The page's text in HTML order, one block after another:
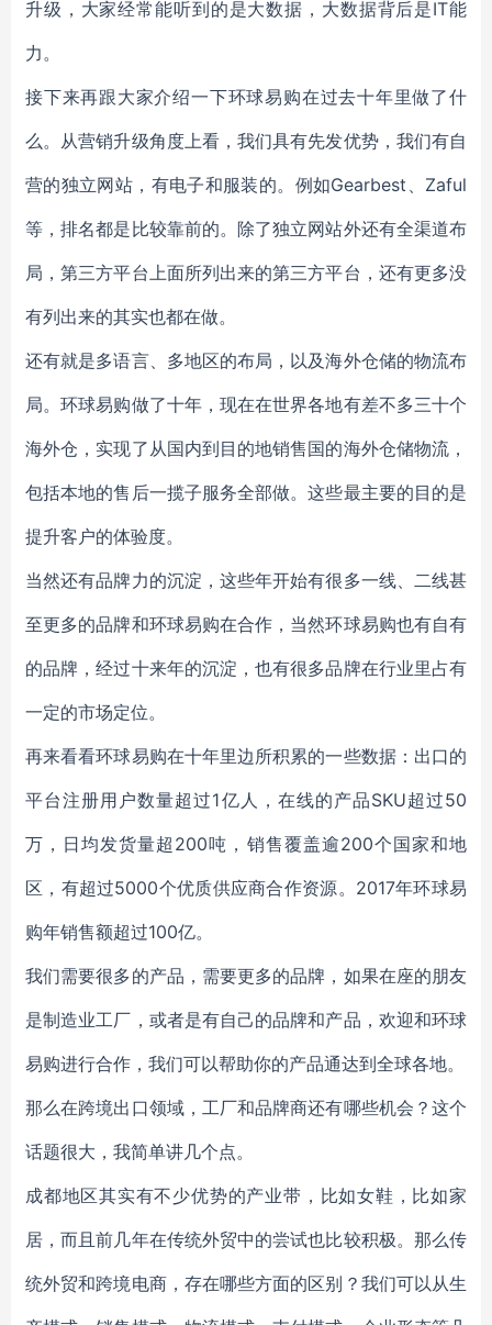
升级，大家经常能听到的是大数据，大数据背后是IT能
力。
接下来再跟大家介绍一下环球易购在过去十年里做了什
么。从营销升级角度上看，我们具有先发优势，我们有自
营的独立网站，有电子和服装的。例如Gearbest、Zaful
等，排名都是比较靠前的。除了独立网站外还有全渠道布
局，第三方平台上面所列出来的第三方平台，还有更多没
有列出来的其实也都在做。
还有就是多语言、多地区的布局，以及海外仓储的物流布
局。环球易购做了十年，现在在世界各地有差不多三十个
海外仓，实现了从国内到目的地销售国的海外仓储物流，
包括本地的售后一揽子服务全部做。这些最主要的目的是
提升客户的体验度。
当然还有品牌力的沉淀，这些年开始有很多一线、二线甚
至更多的品牌和环球易购在合作，当然环球易购也有自有
的品牌，经过十来年的沉淀，也有很多品牌在行业里占有
一定的市场定位。
再来看看环球易购在十年里边所积累的一些数据：出口的
平台注册用户数量超过1亿人，在线的产品SKU超过50
万，日均发货量超200吨，销售覆盖逾200个国家和地
区，有超过5000个优质供应商合作资源。2017年环球易
购年销售额超过100亿。
我们需要很多的产品，需要更多的品牌，如果在座的朋友
是制造业工厂，或者是有自己的品牌和产品，欢迎和环球
易购进行合作，我们可以帮助你的产品通达到全球各地。
那么在跨境出口领域，工厂和品牌商还有哪些机会？这个
话题很大，我简单讲几个点。
成都地区其实有不少优势的产业带，比如女鞋，比如家
居，而且前几年在传统外贸中的尝试也比较积极。那么传
统外贸和跨境电商，存在哪些方面的区别？我们可以从生